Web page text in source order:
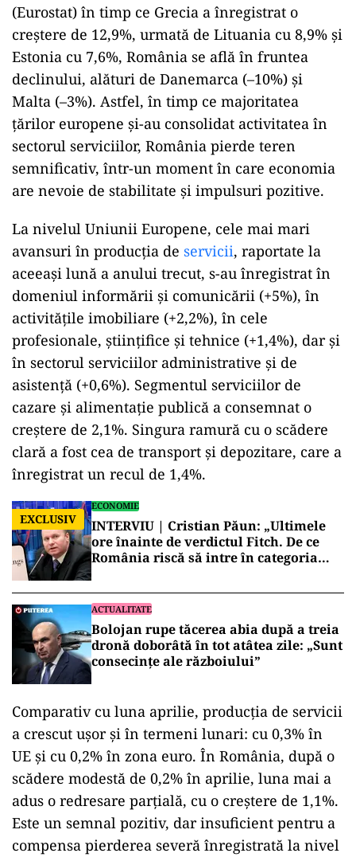
(Eurostat) în timp ce Grecia a înregistrat o
creștere de 12,9%, urmată de Lituania cu 8,9% și
Estonia cu 7,6%, România se află în fruntea
declinului, alături de Danemarca (–10%) și
Malta (–3%). Astfel, în timp ce majoritatea
țărilor europene și-au consolidat activitatea în
sectorul serviciilor, România pierde teren
semnificativ, într-un moment în care economia
are nevoie de stabilitate și impulsuri pozitive.
La nivelul Uniunii Europene, cele mai mari
avansuri în producția de servicii, raportate la
aceeași lună a anului trecut, s-au înregistrat în
domeniul informării și comunicării (+5%), în
activitățile imobiliare (+2,2%), în cele
profesionale, științifice și tehnice (+1,4%), dar și
în sectorul serviciilor administrative și de
asistență (+0,6%). Segmentul serviciilor de
cazare și alimentație publică a consemnat o
creștere de 2,1%. Singura ramură cu o scădere
clară a fost cea de transport și depozitare, care a
înregistrat un recul de 1,4%.
EXCLUSIV
ECONOMIE
INTERVIU | Cristian Păun: „Ultimele
ore înainte de verdictul Fitch. De ce
România riscă să intre în categoria
ACTUALITATE
Bolojan rupe tăcerea abia după a treia
dronă doborâtă în tot atâtea zile: „Sunt
consecințe ale războiului”
Comparativ cu luna aprilie, producția de servicii
a crescut ușor și în termeni lunari: cu 0,3% în
UE și cu 0,2% în zona euro. În România, după o
scădere modestă de 0,2% în aprilie, luna mai a
adus o redresare parțială, cu o creștere de 1,1%.
Este un semnal pozitiv, dar insuficient pentru a
compensa pierderea severă înregistrată la nivel